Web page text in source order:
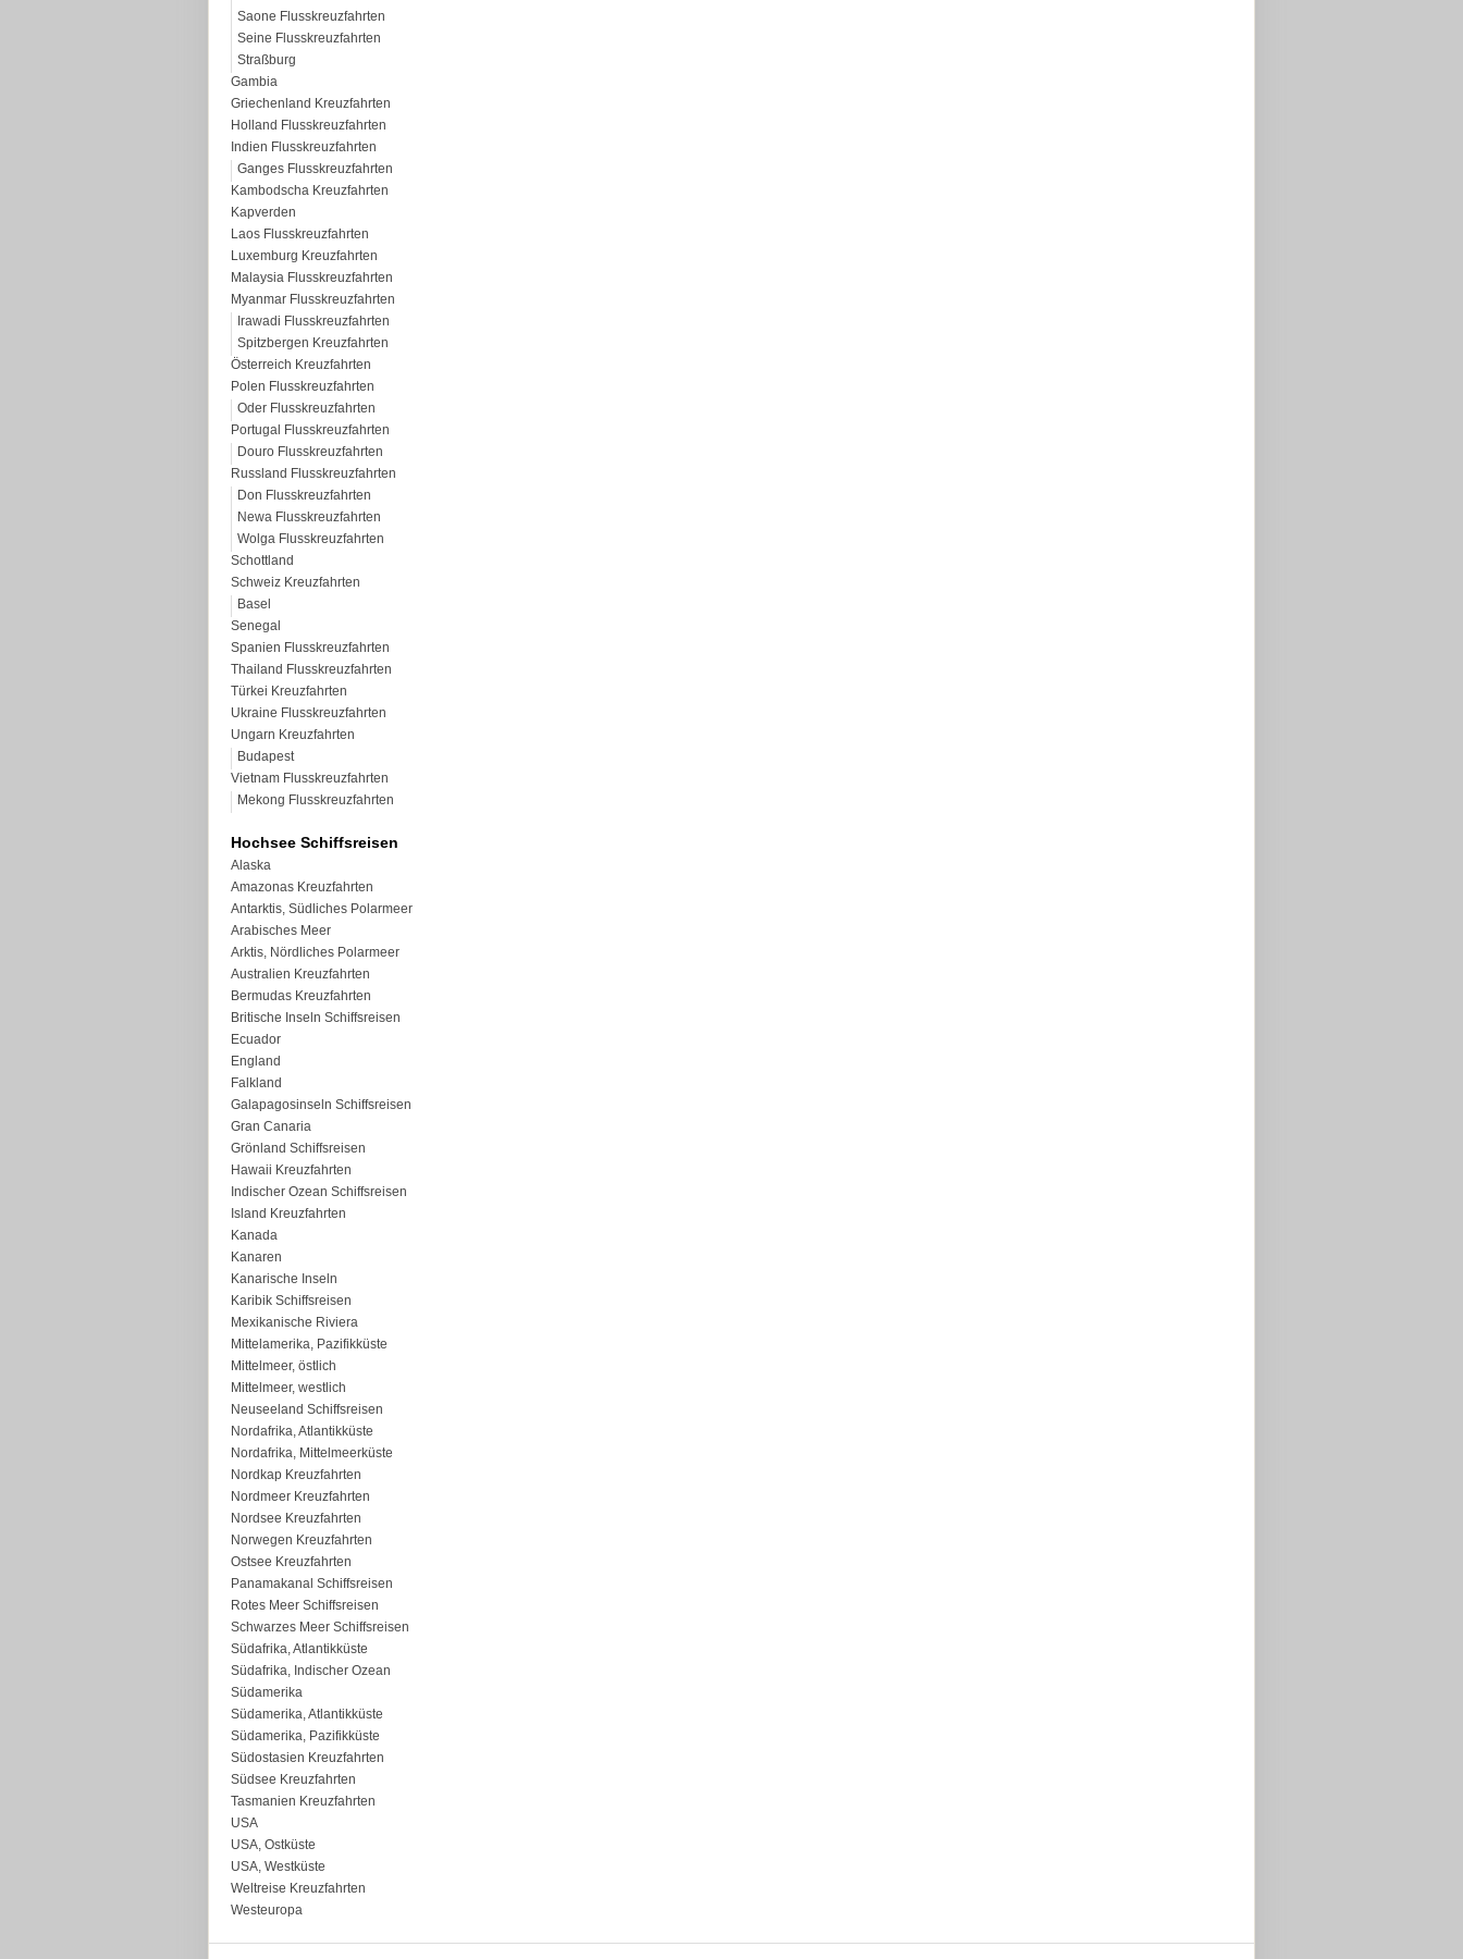
Saone Flusskreuzfahrten
Seine Flusskreuzfahrten
Straßburg
Gambia
Griechenland Kreuzfahrten
Holland Flusskreuzfahrten
Indien Flusskreuzfahrten
Ganges Flusskreuzfahrten
Kambodscha Kreuzfahrten
Kapverden
Laos Flusskreuzfahrten
Luxemburg Kreuzfahrten
Malaysia Flusskreuzfahrten
Myanmar Flusskreuzfahrten
Irawadi Flusskreuzfahrten
Spitzbergen Kreuzfahrten
Österreich Kreuzfahrten
Polen Flusskreuzfahrten
Oder Flusskreuzfahrten
Portugal Flusskreuzfahrten
Douro Flusskreuzfahrten
Russland Flusskreuzfahrten
Don Flusskreuzfahrten
Newa Flusskreuzfahrten
Wolga Flusskreuzfahrten
Schottland
Schweiz Kreuzfahrten
Basel
Senegal
Spanien Flusskreuzfahrten
Thailand Flusskreuzfahrten
Türkei Kreuzfahrten
Ukraine Flusskreuzfahrten
Ungarn Kreuzfahrten
Budapest
Vietnam Flusskreuzfahrten
Mekong Flusskreuzfahrten
Hochsee Schiffsreisen
Alaska
Amazonas Kreuzfahrten
Antarktis, Südliches Polarmeer
Arabisches Meer
Arktis, Nördliches Polarmeer
Australien Kreuzfahrten
Bermudas Kreuzfahrten
Britische Inseln Schiffsreisen
Ecuador
England
Falkland
Galapagosinseln Schiffsreisen
Gran Canaria
Grönland Schiffsreisen
Hawaii Kreuzfahrten
Indischer Ozean Schiffsreisen
Island Kreuzfahrten
Kanada
Kanaren
Kanarische Inseln
Karibik Schiffsreisen
Mexikanische Riviera
Mittelamerika, Pazifikküste
Mittelmeer, östlich
Mittelmeer, westlich
Neuseeland Schiffsreisen
Nordafrika, Atlantikküste
Nordafrika, Mittelmeerküste
Nordkap Kreuzfahrten
Nordmeer Kreuzfahrten
Nordsee Kreuzfahrten
Norwegen Kreuzfahrten
Ostsee Kreuzfahrten
Panamakanal Schiffsreisen
Rotes Meer Schiffsreisen
Schwarzes Meer Schiffsreisen
Südafrika, Atlantikküste
Südafrika, Indischer Ozean
Südamerika
Südamerika, Atlantikküste
Südamerika, Pazifikküste
Südostasien Kreuzfahrten
Südsee Kreuzfahrten
Tasmanien Kreuzfahrten
USA
USA, Ostküste
USA, Westküste
Weltreise Kreuzfahrten
Westeuropa